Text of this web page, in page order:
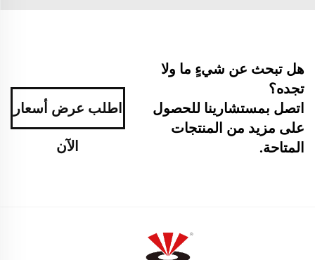
هل تبحث عن شيءٍ ما ولا
تجده؟
اتصل بمستشارينا للحصول
على مزيد من المنتجات
المتاحة.
اطلب عرض أسعار
الآن